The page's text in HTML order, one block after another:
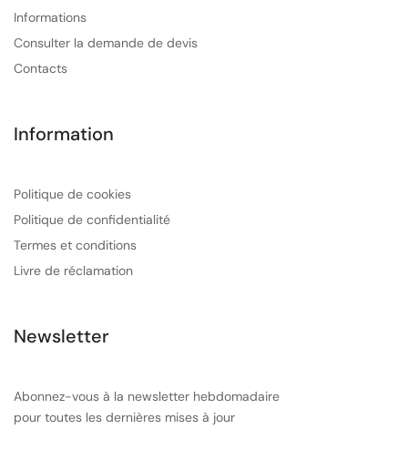
Informations
Consulter la demande de devis
Contacts
Information
Politique de cookies
Politique de confidentialité
Termes et conditions
Livre de réclamation
Newsletter
Abonnez-vous à la newsletter hebdomadaire
pour toutes les dernières mises à jour